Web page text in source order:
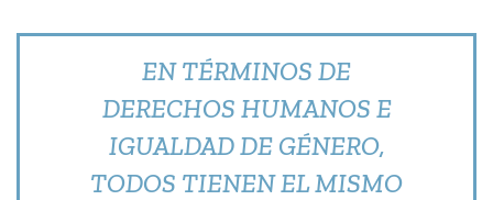
EN TÉRMINOS DE
DERECHOS HUMANOS E
IGUALDAD DE GÉNERO,
TODOS TIENEN EL MISMO